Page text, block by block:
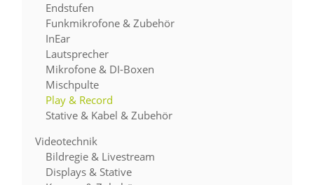
Endstufen
Funkmikrofone & Zubehör
InEar
Lautsprecher
Mikrofone & DI-Boxen
Mischpulte
Play & Record
Stative & Kabel & Zubehör
Videotechnik
Bildregie & Livestream
Displays & Stative